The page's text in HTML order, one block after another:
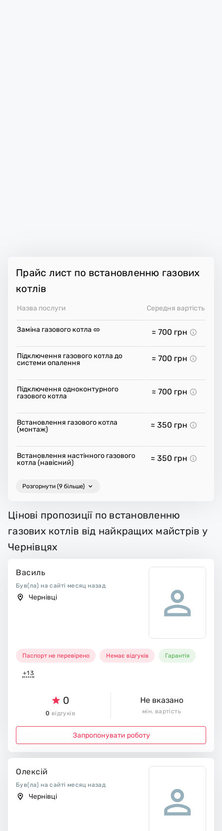
Прайс лист по встановленню газових
котлів
Назва послуги Середня вартість
Заміна газового котла ≈ 700 грн
Підключення газового котла до
системи опалення
≈ 700 грн
Підключення одноконтурного
газового котла
≈ 700 грн
Встановлення газового котла
(монтаж)
≈ 350 грн
Встановлення настінного газового
котла (навісний)
≈ 350 грн
Розгорнути (9 більше)
Цінові пропозиції по встановленню
газових котлів від найкращих майстрів у
Чернівцях
Василь
Був(ла) на сайті месяц назад
Чернівці
Паспорт не перевірено Немає відгуків Гарантія
+13
0
0 відгуків
Не вказано
мін. вартість
Запропонувати роботу
Олексій
Був(ла) на сайті месяц назад
Чернівці